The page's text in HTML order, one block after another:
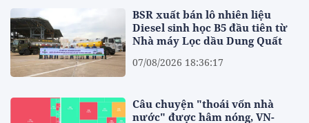
BSR xuất bán lô nhiên liệu
Diesel sinh học B5 đầu tiên từ
Nhà máy Lọc dầu Dung Quất
07/08/2026 18:36:17
Câu chuyện "thoái vốn nhà
nước" được hâm nóng, VN-